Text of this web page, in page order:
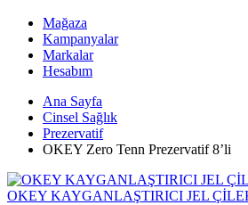
Mağaza
Kampanyalar
Markalar
Hesabım
Ana Sayfa
Cinsel Sağlık
Prezervatif
OKEY Zero Tenn Prezervatif 8’li
OKEY KAYGANLAŞTIRICI JEL